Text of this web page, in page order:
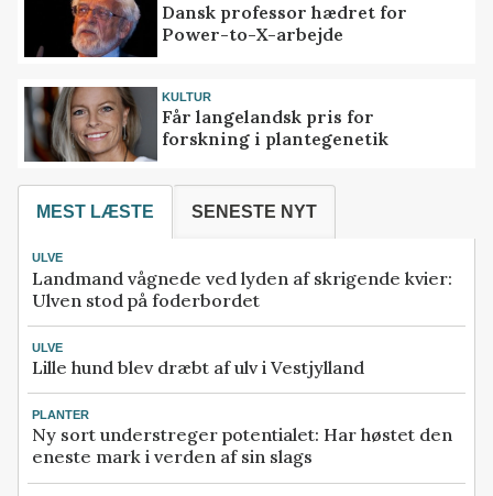
Dansk professor hædret for
Power-to-X-arbejde
KULTUR
Får langelandsk pris for
forskning i plantegenetik
MEST LÆSTE SENESTE NYT
ULVE
Landmand vågnede ved lyden af skrigende kvier:
Ulven stod på foderbordet
ULVE
Lille hund blev dræbt af ulv i Vestjylland
PLANTER
Ny sort understreger potentialet: Har høstet den
eneste mark i verden af sin slags